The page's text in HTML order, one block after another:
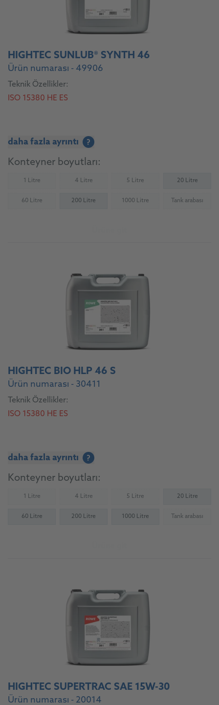
HIGHTEC SUNLUB® SYNTH 46
Ürün numarası - 49906
Teknik Özellikler:
ISO 15380 HE ES
daha fazla ayrıntı ?
Konteyner boyutları:
1 Litre(Not available) 4 Litre(Not available) 5 Litre(Not available) 20 Litre
60 Litre(Not available) 200 Litre 1000 Litre(Not available)Tank arabası
(Not
HIGHTEC BIO HLP 46 S
Ürün numarası - 30411
Teknik Özellikler:
ISO 15380 HE ES
daha fazla ayrıntı ?
Konteyner boyutları:
1 Litre(Not available) 4 Litre(Not available) 5 Litre(Not available) 20 Litre
60 Litre 200 Litre 1000 Litre Tank arabası
(Not
HIGHTEC SUPERTRAC SAE 15W-30
Ürün numarası - 20014